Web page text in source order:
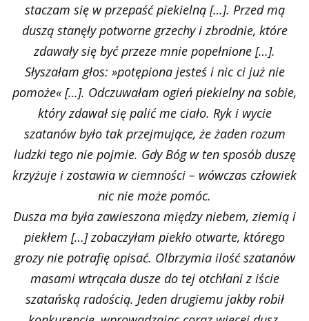
staczam się w przepaść piekielną […]. Przed mą
duszą stanęły potworne grzechy i zbrodnie, które
zdawały się być przeze mnie popełnione […].
Słyszałam głos: »potępiona jesteś i nic ci już nie
pomoże« […]. Odczuwałam ogień piekielny na sobie,
który zdawał się palić me ciało. Ryk i wycie
szatanów było tak przejmujące, że żaden rozum
ludzki tego nie pojmie. Gdy Bóg w ten sposób duszę
krzyżuje i zostawia w ciemności – wówczas człowiek
nic nie może pomóc.
Dusza ma była zawieszona między niebem, ziemią i
piekłem […] zobaczyłam piekło otwarte, którego
grozy nie potrafię opisać. Olbrzymia ilość szatanów
masami wtrącała dusze do tej otchłani z iście
szatańską radością. Jeden drugiemu jakby robił